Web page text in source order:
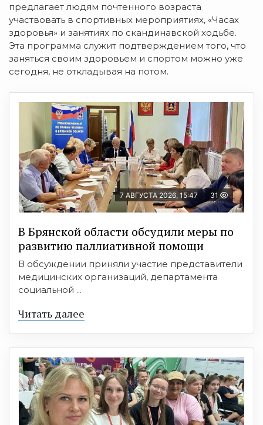
предлагает людям почтенного возраста
участвовать в спортивных мероприятиях, «Часах
здоровья» и занятиях по скандинавской ходьбе.
Эта программа служит подтверждением того, что
заняться своим здоровьем и спортом можно уже
сегодня, не откладывая на потом.
7 АВГУСТА 2026, 15:47 31
В Брянской области обсудили меры по
развитию паллиативной помощи
В обсуждении приняли участие представители
медицинских организаций, департамента
социальной ...
Читать далее